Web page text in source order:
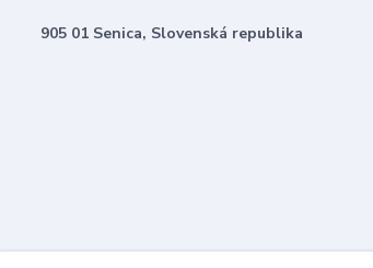
905 01 Senica, Slovenská republika